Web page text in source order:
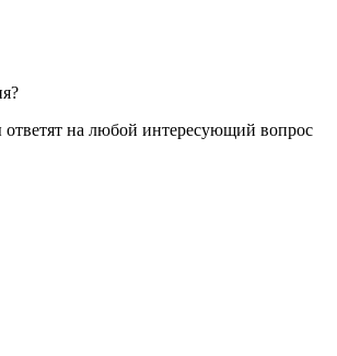
на любой интересующий вопрос